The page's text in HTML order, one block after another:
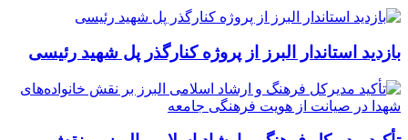
بازدید استاندار البرز از پروژه کنارگذر پل شهید رئیسی